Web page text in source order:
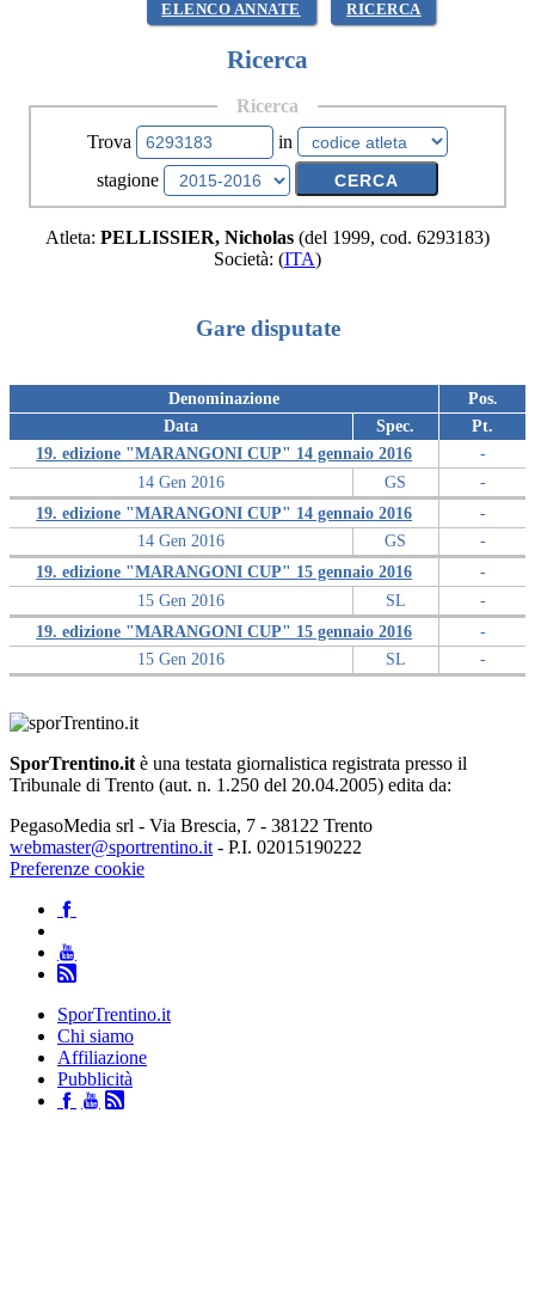
ELENCO ANNATE RICERCA
Ricerca
Ricerca
Trova
in
stagione
Atleta: PELLISSIER, Nicholas (del 1999, cod. 6293183)
Società: (ITA)
Gare disputate
Data
Denominazione
Spec.
Pos.
Pt.
14 Gen 2016
19. edizione "MARANGONI CUP" 14 gennaio 2016
GS
-
-
14 Gen 2016
19. edizione "MARANGONI CUP" 14 gennaio 2016
GS
-
-
15 Gen 2016
19. edizione "MARANGONI CUP" 15 gennaio 2016
SL
-
-
15 Gen 2016
19. edizione "MARANGONI CUP" 15 gennaio 2016
SL
-
-
SporTrentino.it è una testata giornalistica registrata presso il
Tribunale di Trento (aut. n. 1.250 del 20.04.2005) edita da:
PegasoMedia srl - Via Brescia, 7 - 38122 Trento
webmaster@sportrentino.it - P.I. 02015190222
Preferenze cookie
SporTrentino.it
Chi siamo
Affiliazione
Pubblicità